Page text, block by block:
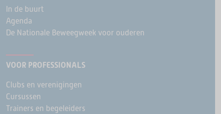
In de buurt
Agenda
De Nationale Beweegweek voor ouderen
VOOR PROFESSIONALS
Clubs en verenigingen
Cursussen
Trainers en begeleiders